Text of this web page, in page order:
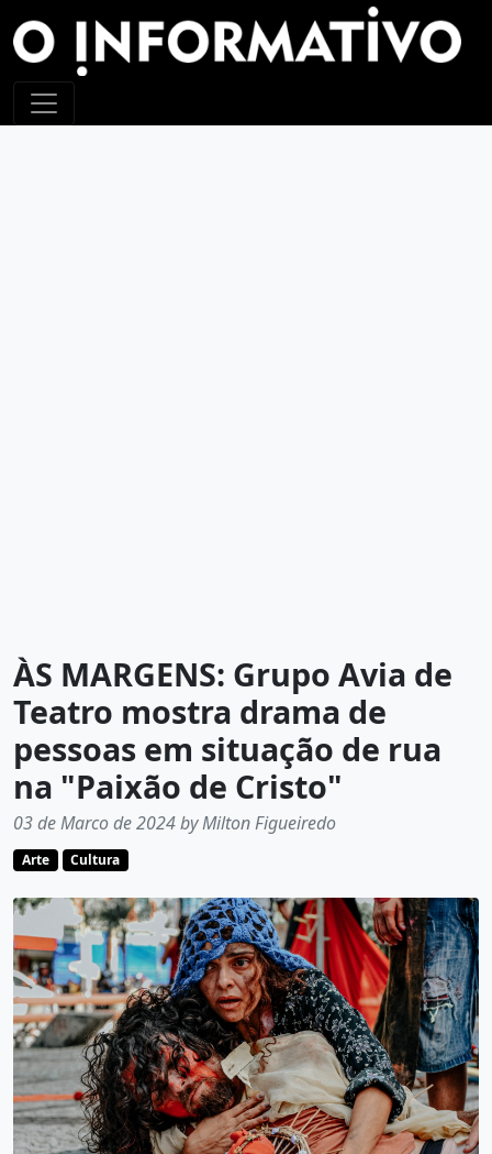
ÀS MARGENS: Grupo Avia de
Teatro mostra drama de
pessoas em situação de rua
na "Paixão de Cristo"
03 de Marco de 2024 by Milton Figueiredo
Arte Cultura